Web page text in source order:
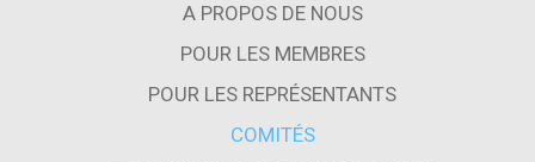
A PROPOS DE NOUS
POUR LES MEMBRES
POUR LES REPRÉSENTANTS
COMITÉS